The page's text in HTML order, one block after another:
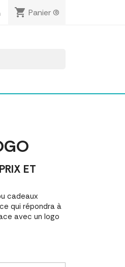
shopping_cart Panier(0)
ET
cadeaux
qui répondra à
avec un logo